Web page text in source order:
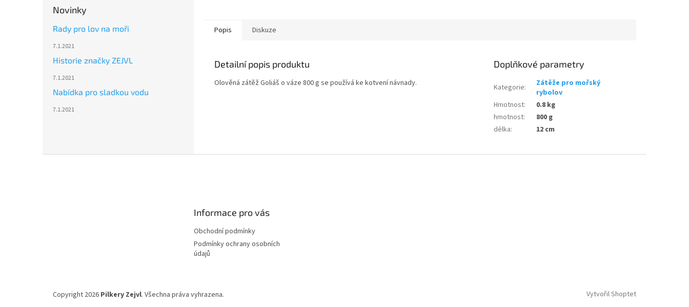
Novinky
Rady pro lov na moři
7.1.2021
Historie značky ZEJVL
7.1.2021
Nabídka pro sladkou vodu
7.1.2021
Popis Diskuze
Detailní popis produktu
Olověná zátěž Goliáš o váze 800 g se používá ke kotvení návnady.
Doplňkové parametry
Kategorie:
Zátěže pro mořský
rybolov
Hmotnost:
0.8 kg
hmotnost:
800 g
délka: 12 cm
Informace pro vás
Obchodní podmínky
Podmínky ochrany osobních
údajů
Vytvořil Shoptet
Copyright 2026 Pilkery Zejvl. Všechna práva vyhrazena.